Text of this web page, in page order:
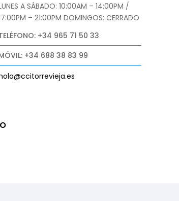
A SÁBADO: 10:00AM – 14:00PM /
– 21:00PM DOMINGOS: CERRADO
+34 965 71 50 33
+34 688 38 83 99